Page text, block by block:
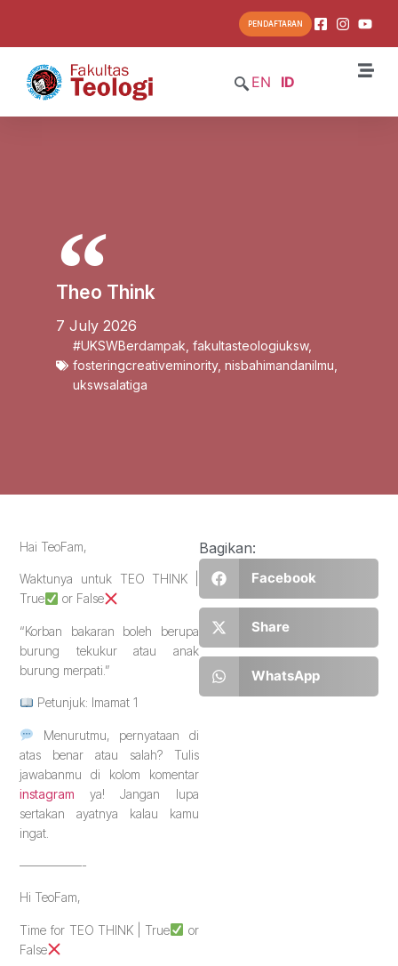
PENDAFTARAN
EN ID
Theo Think
7 July 2026
#UKSWBerdampak fakultasteologiuksw,
fosteringcreativeminority, nisbahimandanilmu
ukswsalatiga
Hai TeoFam,
Waktunya untuk TEO THINK |
True
or False
“Korban bakaran boleh berupa
burung tekukur atau anak
burung merpati.”
Petunjuk: Imamat 1
Menurutmu, pernyataan di
atas benar atau salah? Tulis
jawabanmu di kolom komentar
instagram ya! Jangan lupa
sertakan ayatnya kalau kamu
ingat.
—————-
Hi TeoFam,
Time for TEO THINK | True
or
False
Bagikan:
Facebook
Share
WhatsApp